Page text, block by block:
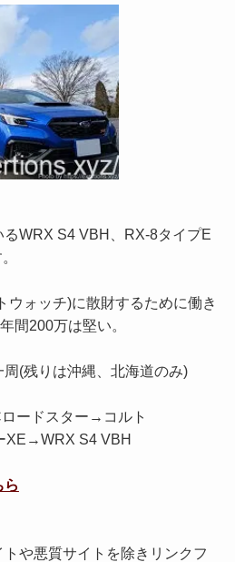
WRX S4 VBH、RX-8タイプE
ウォッチ)に散財するために働き
間200万は堅い。
(残りは沖縄、北海道のみ)
ードスター→コルト
S4 VBH
ら
や悪質サイトを除きリンクフ